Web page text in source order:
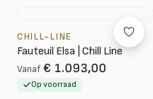
CHILL-LINE
Fauteuil Elsa | Chill Line
Vanaf € 1.093,00
Op voorraad